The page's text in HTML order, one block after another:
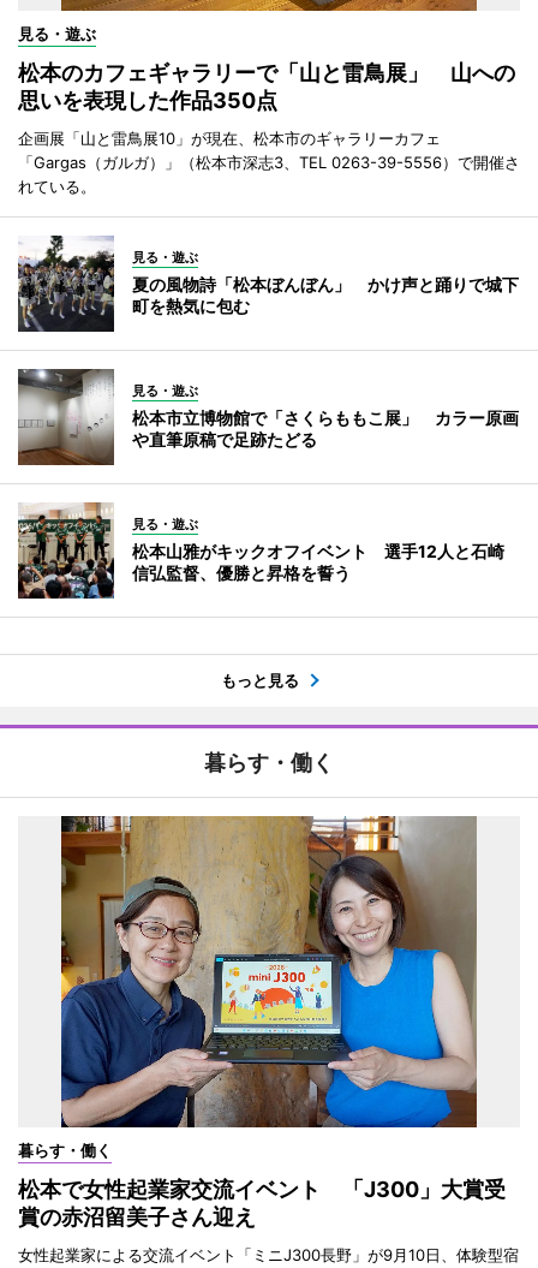
見る・遊ぶ
松本のカフェギャラリーで「山と雷鳥展」 山への
思いを表現した作品350点
企画展「山と雷鳥展10」が現在、松本市のギャラリーカフェ
「Gargas（ガルガ）」（松本市深志3、TEL 0263-39-5556）で開催さ
れている。
見る・遊ぶ
夏の風物詩「松本ぼんぼん」 かけ声と踊りで城下
町を熱気に包む
見る・遊ぶ
松本市立博物館で「さくらももこ展」 カラー原画
や直筆原稿で足跡たどる
見る・遊ぶ
松本山雅がキックオフイベント 選手12人と石崎
信弘監督、優勝と昇格を誓う
もっと見る
暮らす・働く
暮らす・働く
松本で女性起業家交流イベント 「J300」大賞受
賞の赤沼留美子さん迎え
女性起業家による交流イベント「ミニJ300長野」が9月10日、体験型宿